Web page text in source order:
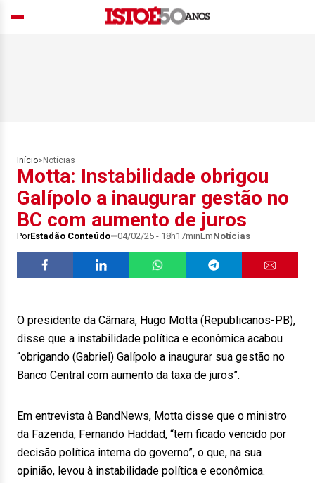
Início> Notícias
Motta: Instabilidade obrigou
Galípolo a inaugurar gestão no
BC com aumento de juros
PorEstadão Conteúdo 04/02/25 - 18h17minEmNotícias
O presidente da Câmara, Hugo Motta (Republicanos-PB),
disse que a instabilidade política e econômica acabou
“obrigando (Gabriel) Galípolo a inaugurar sua gestão no
Banco Central com aumento da taxa de juros”.
Em entrevista à BandNews, Motta disse que o ministro
da Fazenda, Fernando Haddad, “tem ficado vencido por
decisão política interna do governo”, o que, na sua
opinião, levou à instabilidade política e econômica.